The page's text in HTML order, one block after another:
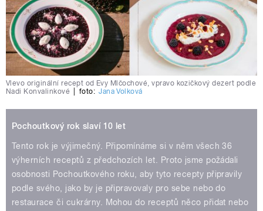
Vlevo originální recept od Evy Mlčochové, vpravo kozičkový dezert podle
Nadi Konvalinkové
foto: Jana Volková
Pochoutkový rok slaví 10 let
Tento rok je výjimečný. Připomínáme si v něm všech 36
výherních receptů z předchozích let. Proto jsme požádali
osobnosti Pochoutkového roku, aby tyto recepty připravily
podle svého, jako by je připravovaly pro sebe nebo do
restaurace či cukrárny. Mohou do receptů něco přidat nebo